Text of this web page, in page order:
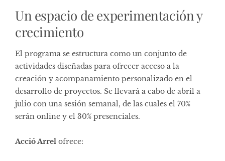
Un espacio de experimentación y
crecimiento
El programa se estructura como un conjunto de
actividades diseñadas para ofrecer acceso a la
creación y acompañamiento personalizado en el
desarrollo de proyectos. Se llevará a cabo de abril a
julio con una sesión semanal, de las cuales el 70%
serán online y el 30% presenciales.
Acció Arrel ofrece: